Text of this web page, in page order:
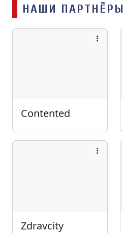
НАШИ ПАРТНЁРЫ
Contented
Zdravcity